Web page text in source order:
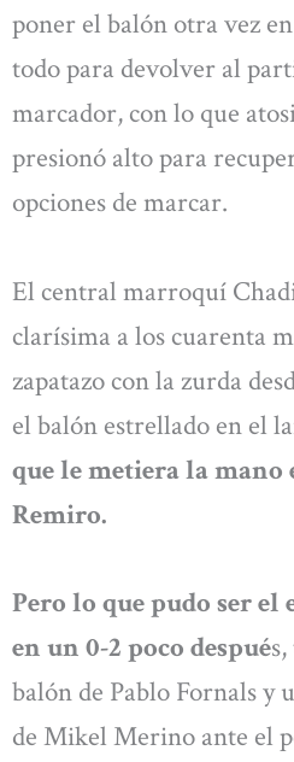
poner el balón otra vez
todo para devolver al
marcador, con lo que
presionó alto para
opciones de marcar.
El central marroquí
clarísima a los cuarenta
zapatazo con la zurda
el balón estrellado en el
que le metiera la mano
Remiro.
Pero lo que pudo ser
en un 0-2 poco despué
balón de Pablo Fornals y
de Mikel Merino ante el